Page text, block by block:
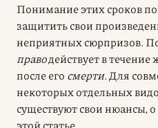
Понимание этих сроков
защитить свои
неприятных сюрпризов.
праводействует в течение
после его смерти. Для
некоторых отдельных
существуют свои нюансы,
этой статье.